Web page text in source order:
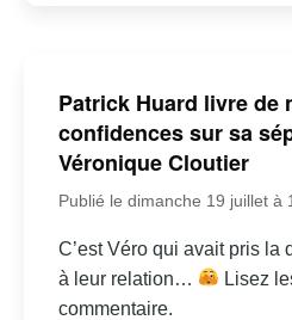
Patrick Huard livre de
confidences sur sa
Véronique Cloutier
Publié le dimanche 19 juillet à
C’est Véro qui avait pris la
à leur relation…
Lisez
commentaire.